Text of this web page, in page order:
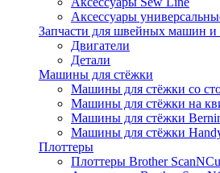
Аксессуары
Запчасти для швейных машин и
Двигатели
Детали
Машины для стёжки
Машины для стёжки со
Машины для стёжки на
Машины для стёжки
Машины для стёжки
Плоттеры
Плоттеры Brother